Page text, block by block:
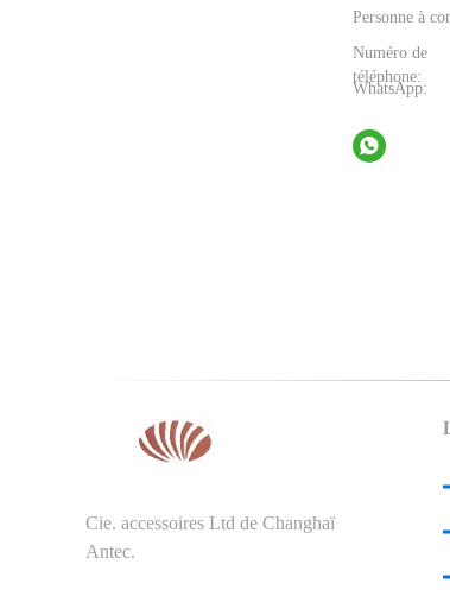
Personne à
Numéro de
téléphone:
WhatsApp:
Cie. accessoires Ltd de Changhaï
Antec.